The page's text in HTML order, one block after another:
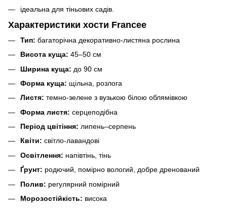
ідеальна для тіньових садів.
Характеристики хости Francee
Тип: багаторічна декоративно-листяна рослина
Висота куща: 45–50 см
Ширина куща: до 90 см
Форма куща: щільна, розлога
Листя: темно-зелене з вузькою білою облямівкою
Форма листя: серцеподібна
Період цвітіння: липень–серпень
Квіти: світло-лавандові
Освітлення: напівтінь, тінь
Ґрунт: родючий, помірно вологий, добре дренований
Полив: регулярний помірний
Морозостійкість: висока